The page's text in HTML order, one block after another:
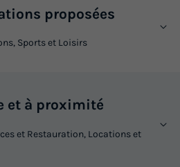
proposées
Sports et Loisirs
et à proximité
et Restauration, Locations et